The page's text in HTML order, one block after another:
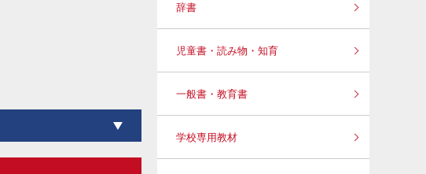
辞書
児童書・読み物・知育
一般書・教育書
学校専用教材